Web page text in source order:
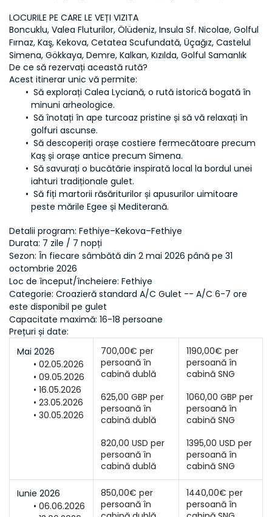
LOCURILE PE CARE LE VEȚI VIZITA
Boncuklu, Valea Fluturilor, Ölüdeniz, Insula Sf. Nicolae, Golful
Fırnaz, Kaş, Kekova, Cetatea Scufundată, Üçağız, Castelul
Simena, Gökkaya, Demre, Kalkan, Kızılda, Golful Samanlık
De ce să rezervați această rută?
Acest itinerar unic vă permite:
Să explorați Calea Lyciană, o rută istorică bogată în
minuni arheologice.
Să înotați în ape turcoaz pristine și să vă relaxați în
golfuri ascunse.
Să descoperiți orașe costiere fermecătoare precum
Kaş și orașe antice precum Simena.
Să savurați o bucătărie inspirată local la bordul unei
iahturi tradiționale gulet.
Să fiți martorii răsăriturilor și apusurilor uimitoare
peste mările Egee și Mediterană.
Detalii program: Fethiye–Kekova–Fethiye
Durata: 7 zile / 7 nopți
Sezon: În fiecare sâmbătă din 2 mai 2026 până pe 31
octombrie 2026
Loc de început/încheiere: Fethiye
Categorie: Croazieră standard A/C Gulet -- A/C 6-7 ore
este disponibil pe gulet
Capacitate maximă: 16-18 persoane
Prețuri și date:
Mai 2026
02.05.2026
09.05.2026
16.05.2026
23.05.2026
30.05.2026
700,00€ per
persoană în
625,00 GBP per
persoană în
820,00 USD per
persoană în
cabină dublă
1190,00€ per
persoană în
1060,00 GBP per
persoană în
1395,00 USD per
persoană în
cabină SNG
Iunie 2026
06.06.2026
850,00€ per
persoană în
1440,00€ per
persoană în